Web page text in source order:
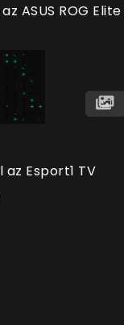
ASUS ROG Elite
Esport1 TV